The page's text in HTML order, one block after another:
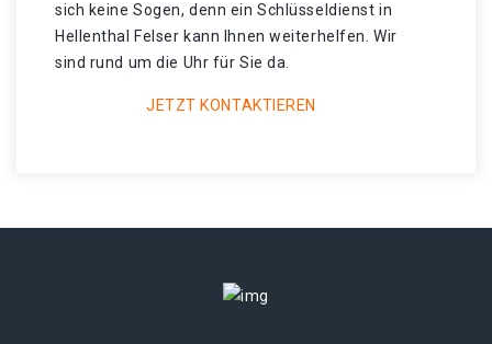
sich keine Sogen, denn ein Schlüsseldienst in
Hellenthal Felser kann Ihnen weiterhelfen. Wir
sind rund um die Uhr für Sie da.
JETZT KONTAKTIEREN